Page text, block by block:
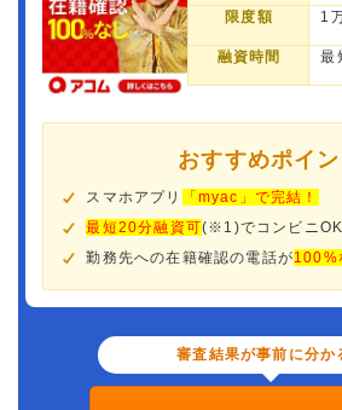
限度額 1
融資時間 最
おすすめポイン
スマホアプリ
「myac」で完結！
最短20分融資可(※1)でコンビニOK
勤務先への在籍確認の電話が100%
審査結果が事前に分か